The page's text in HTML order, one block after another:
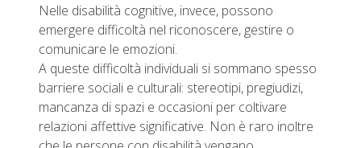
Nelle disabilità cognitive, invece, possono
emergere difficoltà nel riconoscere, gestire o
comunicare le emozioni.
A queste difficoltà individuali si sommano spesso
barriere sociali e culturali: stereotipi, pregiudizi,
mancanza di spazi e occasioni per coltivare
relazioni affettive significative. Non è raro inoltre